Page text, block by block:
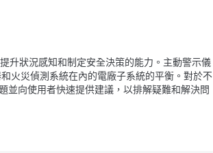
升狀況感知和制定安全決策的能力。主動警示儀
火災偵測系統在內的電廠子系統的平衡。對於不
並向使用者快速提供建議，以排解疑難和解決問